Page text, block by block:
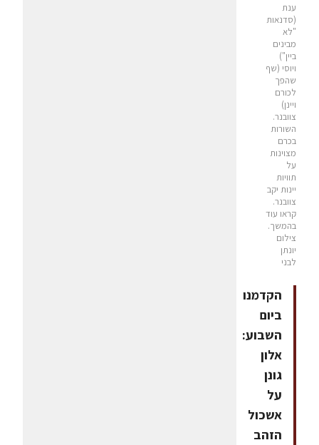
ענת
(סדנאות
"לא
מבינים
ביין")
ויוסי (שף
שהפך
לכורם
ויינן)
צוובנר.
השורות
בכרם
מצוינות
על
תוויות
יינות יקב
צוובנר.
קראו עוד
בהמשך.
צילום
יונתן
לבני
הקדמנו
ביום
השבוע:
אלון
גונן
על
אשכול
הזהב